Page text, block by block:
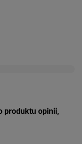
produktu opinii,